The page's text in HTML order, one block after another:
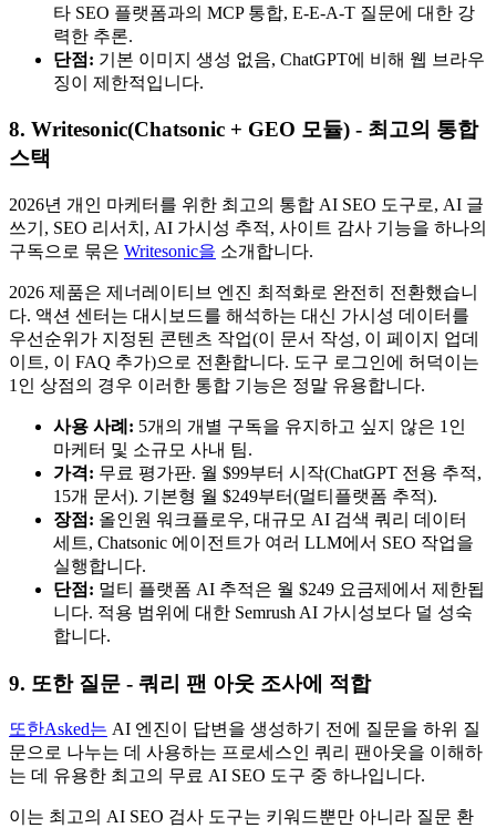
타 SEO 플랫폼과의 MCP 통합, E-E-A-T 질문에 대한 강
력한 추론.
단점: 기본 이미지 생성 없음, ChatGPT에 비해 웹 브라우
징이 제한적입니다.
8. Writesonic(Chatsonic + GEO 모듈) - 최고의 통합
스택
2026년 개인 마케터를 위한 최고의 통합 AI SEO 도구로, AI 글
쓰기, SEO 리서치, AI 가시성 추적, 사이트 감사 기능을 하나의
구독으로 묶은 Writesonic을 소개합니다.
2026 제품은 제너레이티브 엔진 최적화로 완전히 전환했습니
다. 액션 센터는 대시보드를 해석하는 대신 가시성 데이터를
우선순위가 지정된 콘텐츠 작업(이 문서 작성, 이 페이지 업데
이트, 이 FAQ 추가)으로 전환합니다. 도구 로그인에 허덕이는
1인 상점의 경우 이러한 통합 기능은 정말 유용합니다.
사용 사례: 5개의 개별 구독을 유지하고 싶지 않은 1인
마케터 및 소규모 사내 팀.
가격: 무료 평가판. 월 $99부터 시작(ChatGPT 전용 추적,
15개 문서). 기본형 월 $249부터(멀티플랫폼 추적).
장점: 올인원 워크플로우, 대규모 AI 검색 쿼리 데이터
세트, Chatsonic 에이전트가 여러 LLM에서 SEO 작업을
실행합니다.
단점: 멀티 플랫폼 AI 추적은 월 $249 요금제에서 제한됩
니다. 적용 범위에 대한 Semrush AI 가시성보다 덜 성숙
합니다.
9. 또한 질문 - 쿼리 팬 아웃 조사에 적합
또한Asked는 AI 엔진이 답변을 생성하기 전에 질문을 하위 질
문으로 나누는 데 사용하는 프로세스인 쿼리 팬아웃을 이해하
는 데 유용한 최고의 무료 AI SEO 도구 중 하나입니다.
이는 최고의 AI SEO 검사 도구는 키워드뿐만 아니라 질문 환